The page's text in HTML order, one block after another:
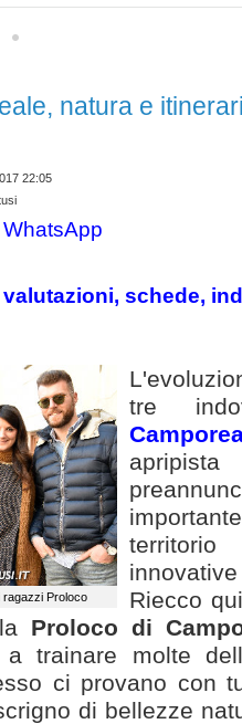
natura e
22:05
schede,
ragazzi Proloco
tre
Riecco
Proloco di
trainare molte
ci provano con
di bellezze